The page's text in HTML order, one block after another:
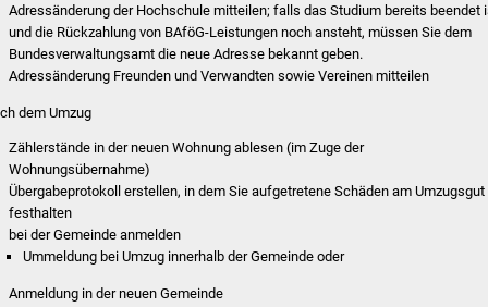
Adressänderung der Hochschule mitteilen; falls das Studium bereits beendet
und die Rückzahlung von BAföG-Leistungen noch ansteht, müssen Sie dem
Bundesverwaltungsamt die neue Adresse bekannt geben.
Adressänderung Freunden und Verwandten sowie Vereinen mitteilen
dem Umzug
Zählerstände in der neuen Wohnung ablesen (im Zuge der
Wohnungsübernahme)
Übergabeprotokoll erstellen, in dem Sie aufgetretene Schäden am Umzugsgut
festhalten
bei der Gemeinde anmelden
Ummeldung bei Umzug innerhalb der Gemeinde oder
Anmeldung in der neuen Gemeinde